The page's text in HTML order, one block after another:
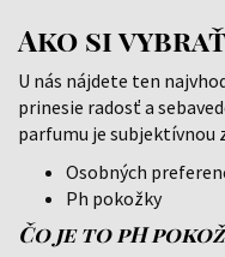
Ako si
U nás nájdete ten
prinesie radosť a
parfumu je subjektívnou
Osobných
Ph pokožky
Čo je to pH